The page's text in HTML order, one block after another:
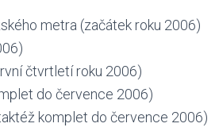
metra (začátek roku 2006)
čtvrtletí roku 2006)
do července 2006)
komplet do července 2006)